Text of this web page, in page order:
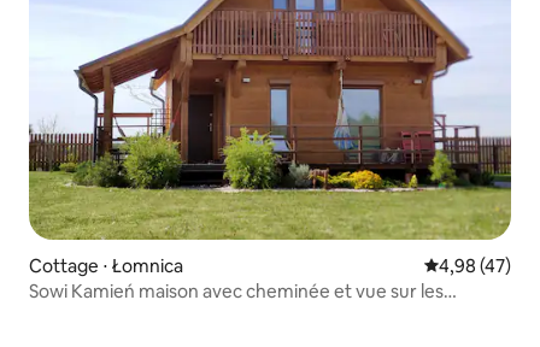
Cottage ⋅ Łomnica Évaluation
4,98 (47)
Sowi Kamień maison avec cheminée et vue sur les